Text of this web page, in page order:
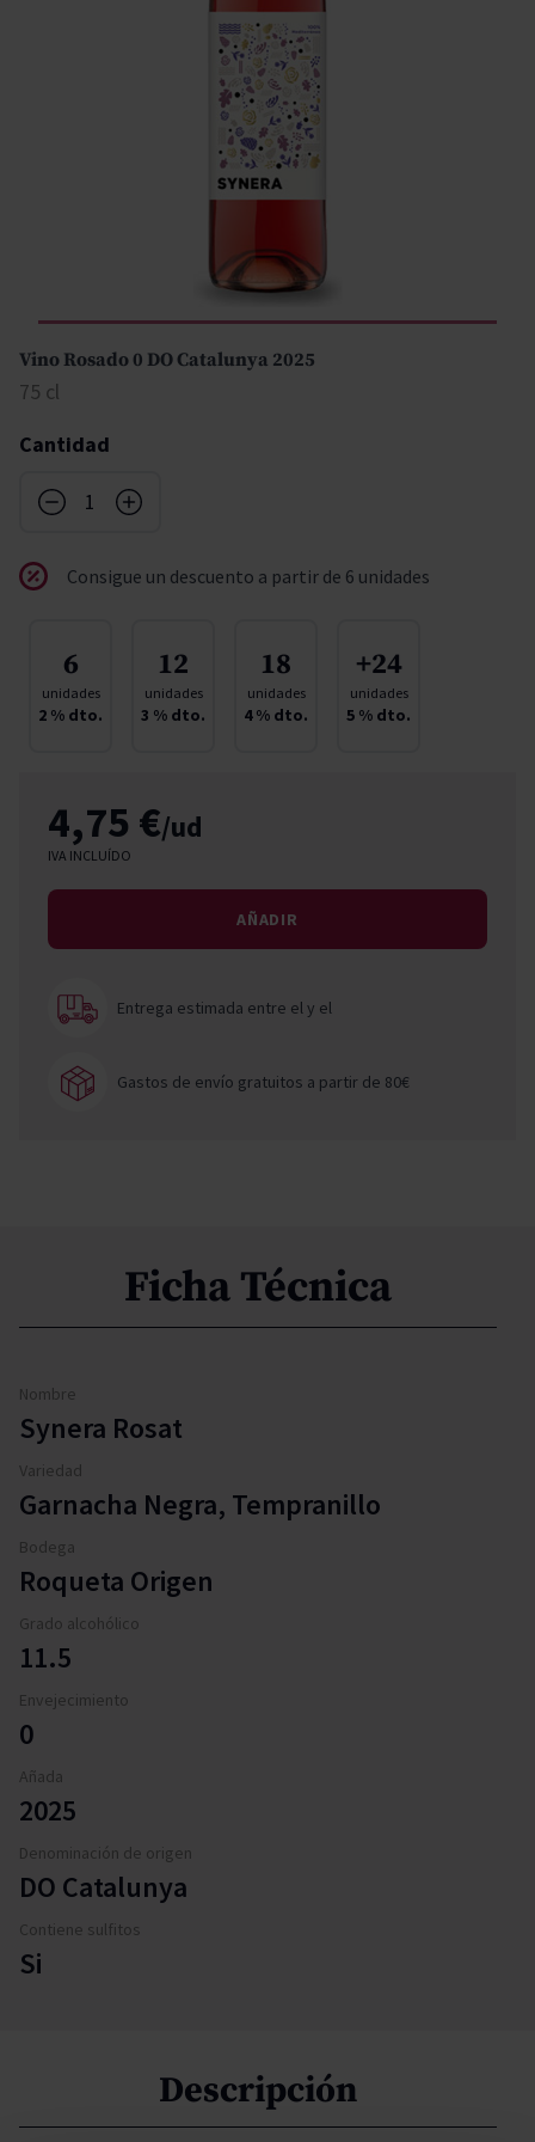
Vino Rosado 0 DO Catalunya 2025
75 cl
Cantidad
Consigue un descuento a partir de 6 unidades
6
unidades
2 % dto.
12
unidades
3 % dto.
18
unidades
4% dto.
+24
unidades
5 % dto.
4,75 €/ud
IVA INCLUÍDO
AÑADIR
Entrega estimada entre ely el
Gastos de envío gratuitos a partir de 80€
Ficha Técnica
Nombre
Synera Rosat
Variedad
Garnacha Negra, Tempranillo
Bodega
Roqueta Origen
Grado alcohólico
11.5
Envejecimiento
0
Añada
2025
Denominación de origen
DO Catalunya
Contiene sulfitos
Si
Descripción